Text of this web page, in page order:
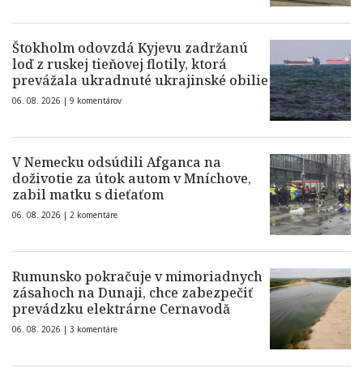
Štokholm odovzdá Kyjevu zadržanú
loď z ruskej tieňovej flotily, ktorá
prevážala ukradnuté ukrajinské obilie
06. 08. 2026 | 9 komentárov
V Nemecku odsúdili Afganca na
doživotie za útok autom v Mníchove,
zabil matku s dieťaťom
06. 08. 2026 | 2 komentáre
Rumunsko pokračuje v mimoriadnych
zásahoch na Dunaji, chce zabezpečiť
prevádzku elektrárne Cernavodă
06. 08. 2026 | 3 komentáre